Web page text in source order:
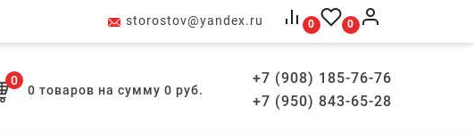
storostov@yandex.ru 0 0
0
0 товаров на сумму 0 руб.
+7 (908) 185-76-76
+7 (950) 843-65-28